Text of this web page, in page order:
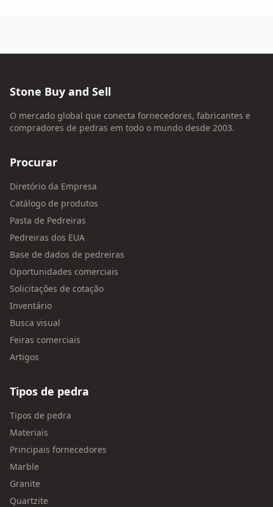
Stone Buy and Sell
O mercado global que conecta fornecedores, fabricantes e
compradores de pedras em todo o mundo desde 2003.
Procurar
Diretório da Empresa
Catálogo de produtos
Pasta de Pedreiras
Pedreiras dos EUA
Base de dados de pedreiras
Oportunidades comerciais
Solicitações de cotação
Inventário
Busca visual
Feiras comerciais
Artigos
Tipos de pedra
Tipos de pedra
Materiais
Principais fornecedores
Marble
Granite
Quartzite